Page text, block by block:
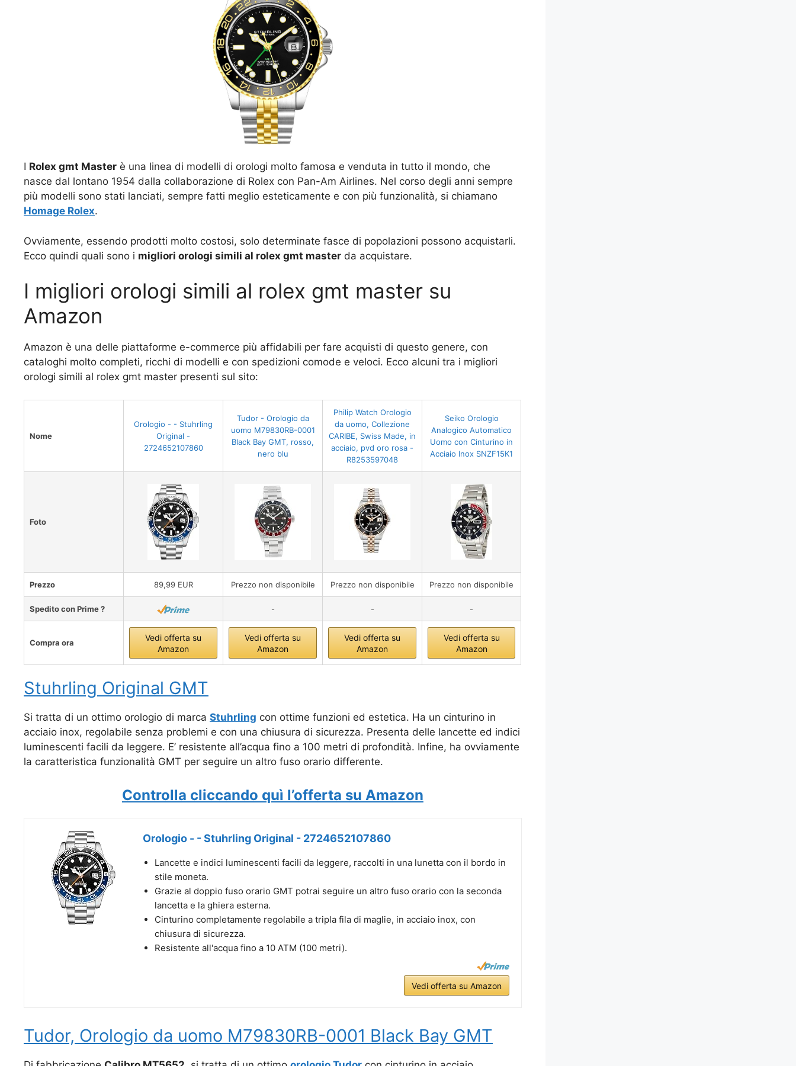
I Rolex gmt Master è una linea di modelli di orologi molto famosa e venduta in tutto il mondo, che
nasce dal lontano 1954 dalla collaborazione di Rolex con Pan-Am Airlines. Nel corso degli anni sempre
più modelli sono stati lanciati, sempre fatti meglio esteticamente e con più funzionalità, si chiamano
Homage Rolex.
Ovviamente, essendo prodotti molto costosi, solo determinate fasce di popolazioni possono acquistarli.
Ecco quindi quali sono i migliori orologi simili al rolex gmt master da acquistare.
I migliori orologi simili al rolex gmt master su
Amazon
Amazon è una delle piattaforme e-commerce più affidabili per fare acquisti di questo genere, con
cataloghi molto completi, ricchi di modelli e con spedizioni comode e veloci. Ecco alcuni tra i migliori
orologi simili al rolex gmt master presenti sul sito:
Nome
Orologio - - Stuhrling
Original -
2724652107860
Tudor - Orologio da
uomo M79830RB-0001
Black Bay GMT, rosso,
nero blu
Philip Watch Orologio
da uomo, Collezione
CARIBE, Swiss Made, in
acciaio, pvd oro rosa -
R8253597048
Seiko Orologio
Analogico Automatico
Uomo con Cinturino in
Acciaio Inox SNZF15K1
Foto
Prezzo 89,99 EUR Prezzo non disponibile Prezzo non disponibile Prezzo non disponibile
Spedito con Prime ? - - -
Compra ora
Vedi offerta su
Amazon
Vedi offerta su
Amazon
Vedi offerta su
Amazon
Vedi offerta su
Amazon
Stuhrling Original GMT
Si tratta di un ottimo orologio di marca Stuhrling con ottime funzioni ed estetica. Ha un cinturino in
acciaio inox, regolabile senza problemi e con una chiusura di sicurezza. Presenta delle lancette ed indici
luminescenti facili da leggere. E’ resistente all’acqua fino a 100 metri di profondità. Infine, ha ovviamente
la caratteristica funzionalità GMT per seguire un altro fuso orario differente.
Controlla cliccando quì l’offerta su Amazon
Orologio - - Stuhrling Original - 2724652107860
Lancette e indici luminescenti facili da leggere, raccolti in una lunetta con il bordo in
stile moneta.
Grazie al doppio fuso orario GMT potrai seguire un altro fuso orario con la seconda
lancetta e la ghiera esterna.
Cinturino completamente regolabile a tripla fila di maglie, in acciaio inox, con
chiusura di sicurezza.
Resistente all'acqua fino a 10 ATM (100 metri).
Vedi offerta su Amazon
Tudor, Orologio da uomo M79830RB-0001 Black Bay GMT